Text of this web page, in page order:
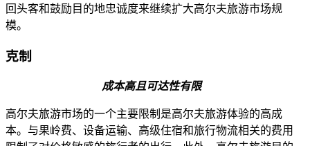
回头客和鼓励目的地忠诚度来继续扩大高尔夫旅游市场规
模。
克制
成本高且可达性有限
高尔夫旅游市场的一个主要限制是高尔夫旅游体验的高成
本。与果岭费、设备运输、高级住宿和旅行物流相关的费用